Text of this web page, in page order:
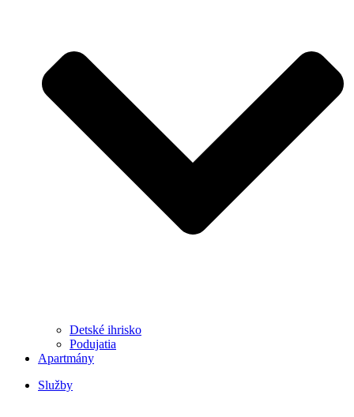
Detské ihrisko
Podujatia
Apartmány
Služby